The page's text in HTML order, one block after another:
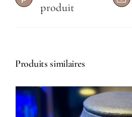
produit
Produits similaires